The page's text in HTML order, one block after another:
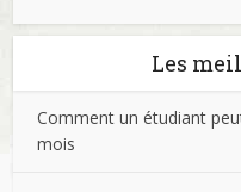
Les
Comment un étudiant
mois